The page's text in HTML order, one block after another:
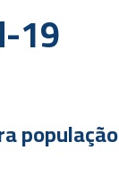
19
população